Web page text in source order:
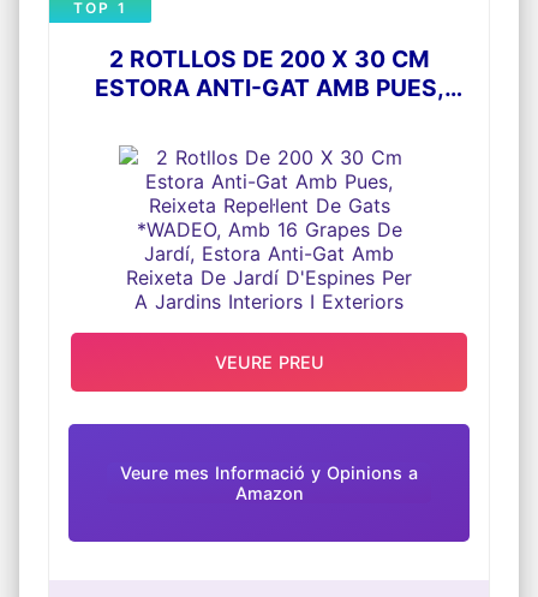
2 ROTLLOS DE 200 X 30 CM
ESTORA ANTI-GAT AMB PUES,
*WADEO, AMB 16 GRAPES DE JARDÍ,
ESTORA ANTI-GAT AMB REIXETA DE
JARDÍ D'ESPINES PER A JARDINS
INTERIORS I EXTERIORS
TOP 1
Veure mes Informació y Opinions a
Amazon
VEURE PREU